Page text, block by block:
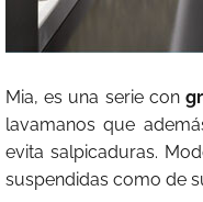
Mia, es una serie con
lavamanos que
evita salpicaduras.
suspendidas como de